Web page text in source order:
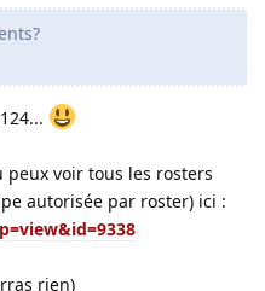
voir tous les rosters
autorisée par roster) ici :
rien)